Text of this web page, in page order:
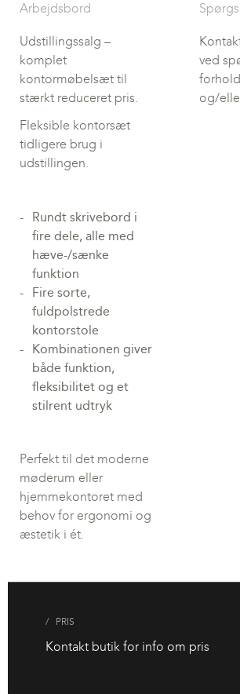
Arbejdsbord
Udstillingssalg –
komplet
kontormøbelsæt til
stærkt reduceret pris.
Fleksible kontorsæt
tidligere brug i
udstillingen.
Rundt skrivebord i
fire dele, alle med
hæve-/sænke
funktion
Fire sorte,
fuldpolstrede
kontorstole
Kombinationen giver
både funktion,
fleksibilitet og et
stilrent udtryk
Perfekt til det moderne
møderum eller
hjemmekontoret med
behov for ergonomi og
æstetik i ét.
ved
og/
PRIS
Kontakt butik for info om pris